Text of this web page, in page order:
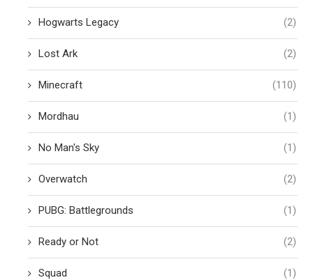
Hogwarts Legacy (2)
Lost Ark (2)
Minecraft (110)
Mordhau (1)
No Man's Sky (1)
Overwatch (2)
PUBG: Battlegrounds (1)
Ready or Not (2)
Squad (1)